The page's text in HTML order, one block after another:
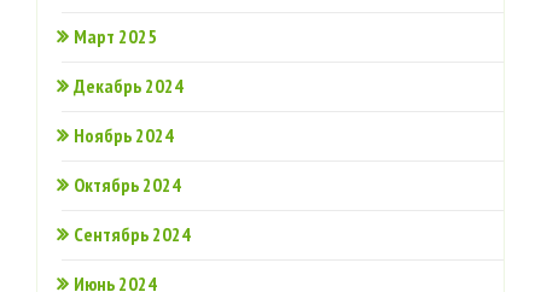
Март 2025
Декабрь 2024
Ноябрь 2024
Октябрь 2024
Сентябрь 2024
Июнь 2024